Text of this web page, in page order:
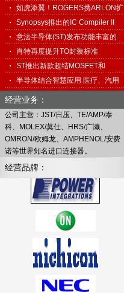
购 Interconnect System…
如虎添翼！ROGERS携ARLON扩
展高频…
Synopsys推出的IC Compiler II
促…意法半导体(ST)发布功能丰富的
免…肖特再度提升TO封装标准
ST推出新款超结MOSFET和
1500V TO…
半导体结合智慧应用 医疗、汽用
搭…
经营业务：
公司主营：JST/日压、TE/AMP/泰
科、MOLEX/莫仕、HRS/广濑、
OMRON/欧姆龙、AMPHENOL/安费
诺等世界知名进口连接器。
经营品牌：